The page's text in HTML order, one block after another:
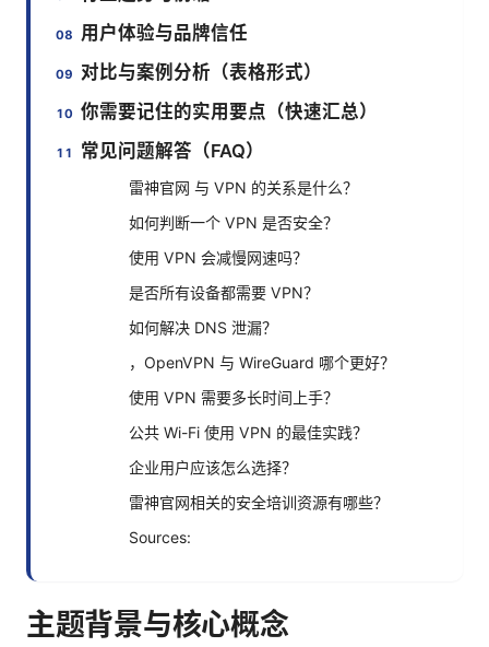
用户体验与品牌信任
对比与案例分析（表格形式）
你需要记住的实用要点（快速汇总）
常见问题解答（FAQ）
雷神官网 与 VPN 的关系是什么？
如何判断一个 VPN 是否安全？
使用 VPN 会减慢网速吗？
是否所有设备都需要 VPN？
如何解决 DNS 泄漏？
，OpenVPN 与 WireGuard 哪个更好？
使用 VPN 需要多长时间上手？
公共 Wi-Fi 使用 VPN 的最佳实践？
企业用户应该怎么选择？
雷神官网相关的安全培训资源有哪些？
Sources:
主题背景与核心概念